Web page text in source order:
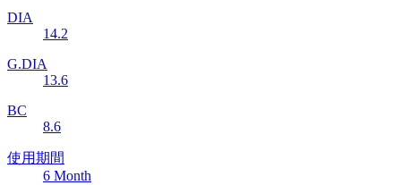
DIA
14.2
G.DIA
13.6
BC
8.6
使用期間
6 Month